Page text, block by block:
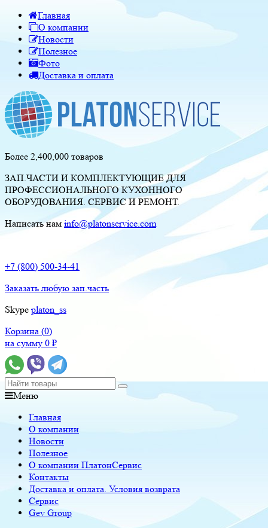
Главная
О компании
Новости
Полезное
Фото
Доставка и оплата
Более 2,400,000 товаров
ЗАП.ЧАСТИ И КОМПЛЕКТУЮЩИЕ ДЛЯ
ПРОФЕССИОНАЛЬНОГО КУХОННОГО
ОБОРУДОВАНИЯ. СЕРВИС И РЕМОНТ.
Написать нам info@platonservice.com
+7 (800) 500-34-41
Заказать любую зап.часть
Skype platon_ss
Корзина (0)
на сумму 0 ₽
Меню
Главная
О компании
Новости
Полезное
О компании ПлатонСервис
Контакты
Доставка и оплата. Условия возврата
Сервис
Gev Group